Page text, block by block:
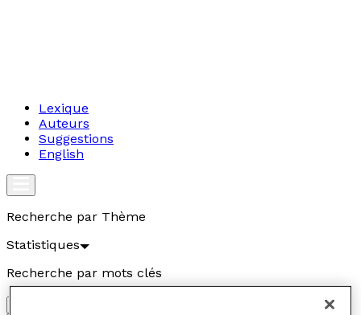
Lexique
Auteurs
Suggestions
English
Recherche par Thème
Statistiques
Recherche par mots clés